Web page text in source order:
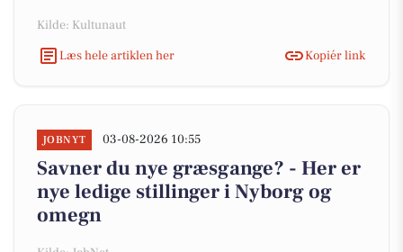
Kilde: Kultunaut
Læs hele artiklen her
Kopiér link
JOBNYT 03-08-2026 10:55
Savner du nye græsgange? - Her er
nye ledige stillinger i Nyborg og
omegn